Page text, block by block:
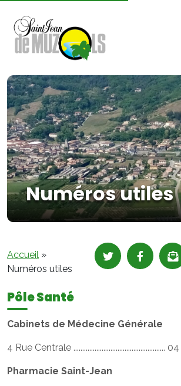
Numéros utiles
Accueil »
Numéros utiles
Pôle Santé
Cabinets de Médecine Générale
4 Rue Centrale ....................................................
Pharmacie Saint-Jean